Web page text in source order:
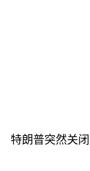
特朗普突然关